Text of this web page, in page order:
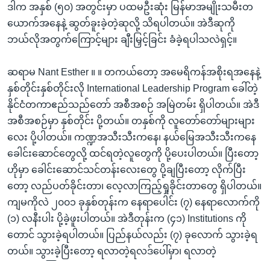
ဒါက အနှစ် (၅၀) အတွင်းမှာ ပထမဦးဆုံး မြန်မာအမျိုးသမီးတ
ယောက်အနေနဲ့ ဆွတ်ခူးခဲ့တဲ့ဆုလို့ သိရပါတယ်။ အဲဒီဆုကို
ဘယ်လိုအတွက်ကြောင့်များ ချီးမြှင့်ခြင်း ခံခဲ့ရပါသလဲရှင့်။
ဆရာမ Nant Esther ။ ။ တကယ်တော့ အမေရိကန်အစိုးရအနေနဲ့
နှစ်တိုင်းနှစ်တိုင်းလို International Leadership Program ခေါ်တဲ့
နိုင်ငံတကာဧည်သည်တော် အစီအစဉ် အမြဲတမ်း ရှိပါတယ်။ အဲဒီ
အစီအစဉ်မှာ နှစ်တိုင်း ပို့တယ်။ တနှစ်ကို လူတော်တော်များများ
လေး ပို့ပါတယ်။ ကဏ္ဍအသီးသီးကနေ၊ နယ်မြေအသီးသီးကနေ
ခေါင်းဆောင်တွေလို့ ထင်ရတဲ့လူတွေကို ပို့ပေးပါတယ်။ ပြီးတော့
ဟိုမှာ ခေါင်းဆောင်သင်တန်းလေးတွေ ပို့ချပြီးတော့ လိုက်ပြီး
တော့ လည်ပတ်ခိုင်းတာ၊ လေ့လာကြည့်ရှုခိုင်းတာတွေ ရှိပါတယ်။
ကျမကိုလဲ ၂၀၀၁ ခုနှစ်တုန်းက နေရာပေါင်း (၇) နေရာလောက်ကို
(၁) လနီးပါး ပို့ခဲ့ဖူးပါတယ်။ အဲဒီတုန်းက (၄၁) Institutions ကို
တောင် သွားခဲ့ရပါတယ်။ ပြည်နယ်လည်း (၇) ခုလောက် သွားခဲ့ရ
တယ်။ သွားခဲ့ပြီးတော့ ရလာတဲ့ရလဒ်ပေါ်မှာ၊ ရလာတဲ့